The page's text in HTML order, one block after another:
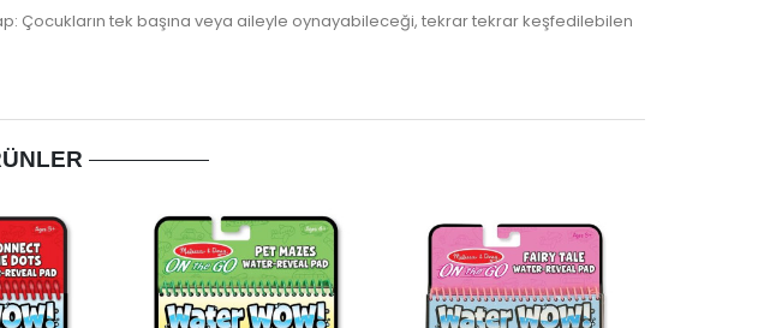
Çocukların tek başına veya aileyle oynayabileceği, tekrar tekrar keşfedilebilen